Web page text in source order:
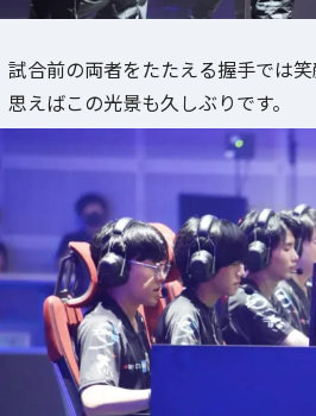
試合前の両者をたたえる握手では笑
思えばこの光景も久しぶりです。